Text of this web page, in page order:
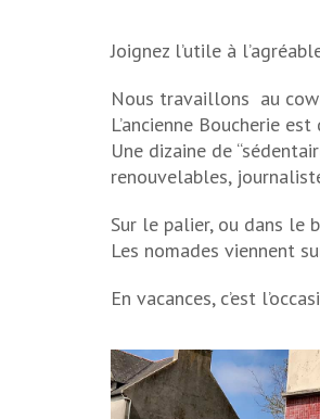
Joignez l’utile à
Nous travaillons au
L’ancienne Boucherie
Une dizaine de
renouvelables,
Sur le palier, ou dans le
Les nomades viennent
En vacances, c’est